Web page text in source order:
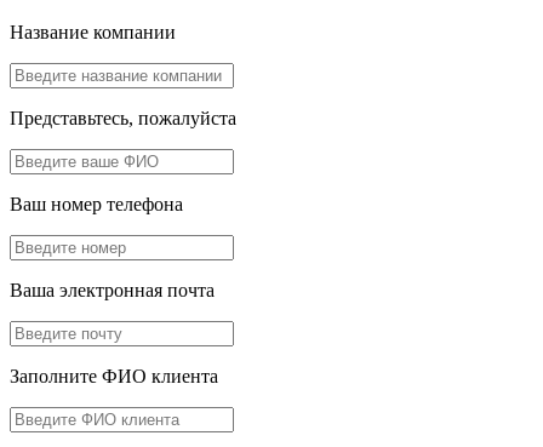
Название компании
Представьтесь, пожалуйста
Ваш номер телефона
Ваша электронная почта
Заполните ФИО клиента